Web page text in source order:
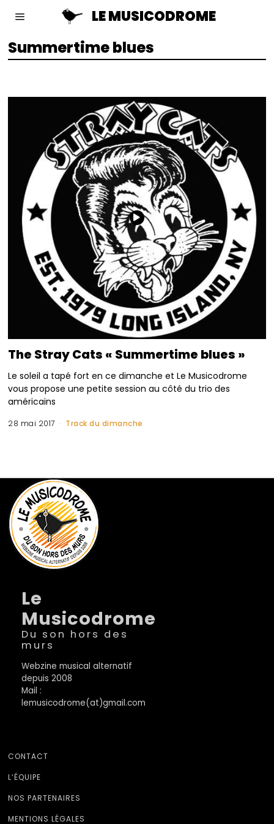
LE MUSICODROME
Summertime blues
The Stray Cats « Summertime blues »
Le soleil a tapé fort en ce dimanche et Le Musicodrome
vous propose une petite session au côté du trio des
américains
28 mai 2017 Track du dimanche
Le
Musicodrome
Du son hors des
murs
Webzine musical alternatif
depuis 2008
Mail :
lemusicodrome(at)gmail.com
CONTACT
L’ÉQUIPE
NOS PARTENAIRES
MENTIONS LÉGALES